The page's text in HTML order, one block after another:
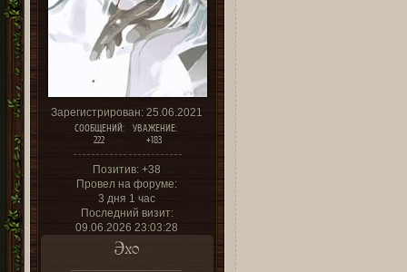
Зарегистрирован: 25.06.2021
СООБЩЕНИЙ:
222
УВАЖЕНИЕ:
+183
Позитив: +38
Провел на форуме:
3 дня 1 час
Последний визит:
09.06.2026 23:03:28
Эхо